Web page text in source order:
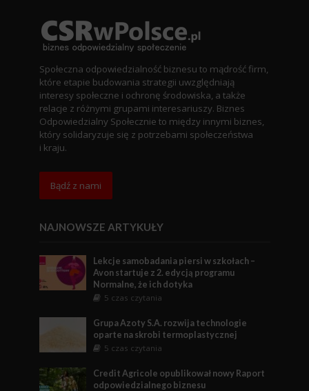
Społeczna odpowiedzialność biznesu to mądrość firm,
które etapie budowania strategii uwzględniają
interesy społeczne i ochronę środowiska, a także
relacje z różnymi grupami interesariuszy. Biznes
Odpowiedzialny Społecznie to między innymi biznes,
który solidaryzuje się z potrzebami społeczeństwa
i kraju.
Bądź z nami
NAJNOWSZE ARTYKUŁY
Lekcje samobadania piersi w szkołach –
Avon startuje z 2. edycją programu
Normalne, że ich dotyka
5 czas czytania
Grupa Azoty S.A. rozwija technologie
oparte na skrobi termoplastycznej
5 czas czytania
Credit Agricole opublikował nowy Raport
odpowiedzialnego biznesu